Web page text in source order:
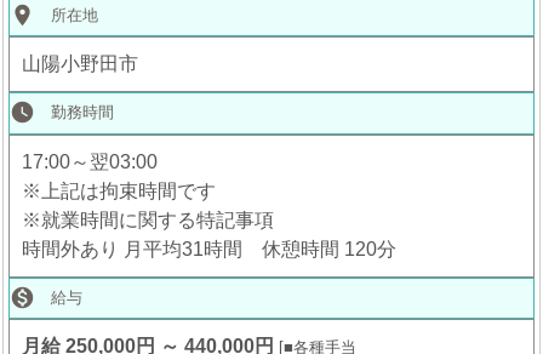
place 所在地
山陽小野田市
watch_later 勤務時間
17:00～翌03:00
※上記は拘束時間です
※就業時間に関する特記事項
時間外あり 月平均31時間 休憩時間 120分
 給与
月給 250,000円 ～ 440,000円
■各種手当